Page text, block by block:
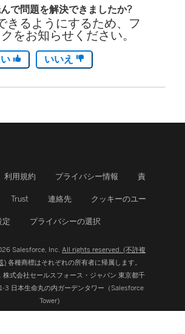
で問題を解決できましたか?
きるようにするため、フ
をお知らせください。
いいえ
利用規約 プライバシー情報 責
Trust 連絡先 クッキーのユー
定 プライバシーの選択
Salesforce, Inc. All rights reserved. (不許複
) 各種商標はそれぞれの所有者に帰属します。
株式会社セールスフォース・ジャパン 東京都千
3 日本生命丸の内ガーデンタワー（Salesforce
Tower)